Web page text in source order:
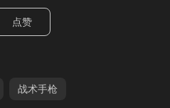
点赞
战术手枪